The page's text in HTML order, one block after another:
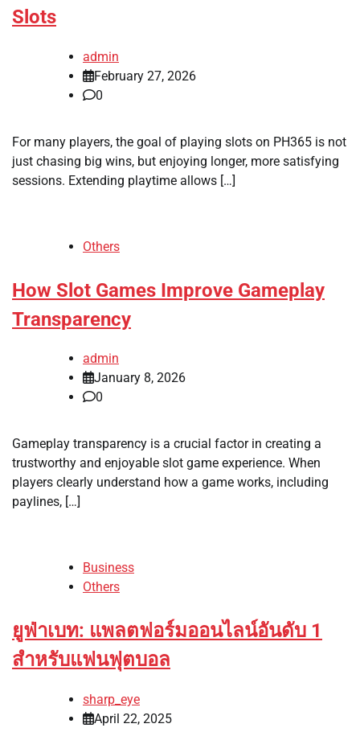
Slots
admin
February 27, 2026
0
For many players, the goal of playing slots on PH365 is not
just chasing big wins, but enjoying longer, more satisfying
sessions. Extending playtime allows […]
Others
How Slot Games Improve Gameplay
Transparency
admin
January 8, 2026
0
Gameplay transparency is a crucial factor in creating a
trustworthy and enjoyable slot game experience. When
players clearly understand how a game works, including
paylines, […]
Business
Others
ยูฟ่าเบท: แพลตฟอร์มออนไลน์อันดับ 1
สำหรับแฟนฟุตบอล
sharp_eye
April 22, 2025